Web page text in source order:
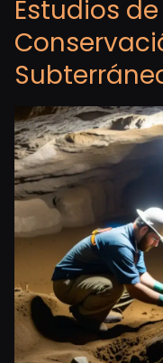
Estudios